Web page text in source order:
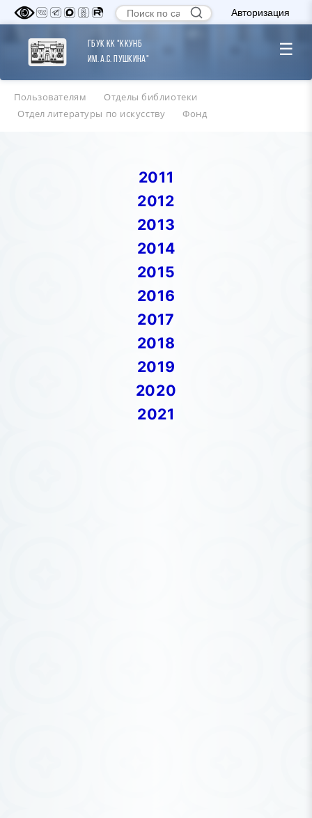
Авторизация
ГБУК КК "ККУНБ
им. А.С. Пушкина"
☰
Пользователям
Отделы библиотеки
Отдел литературы по искусству
Фонд
2011
2012
2013
2014
2015
2016
2017
2018
2019
2020
2021